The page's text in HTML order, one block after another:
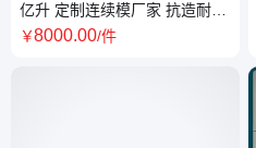
亿升 定制连续模厂家 抗造耐压
规格齐全 支持验厂
￥8000.00/件